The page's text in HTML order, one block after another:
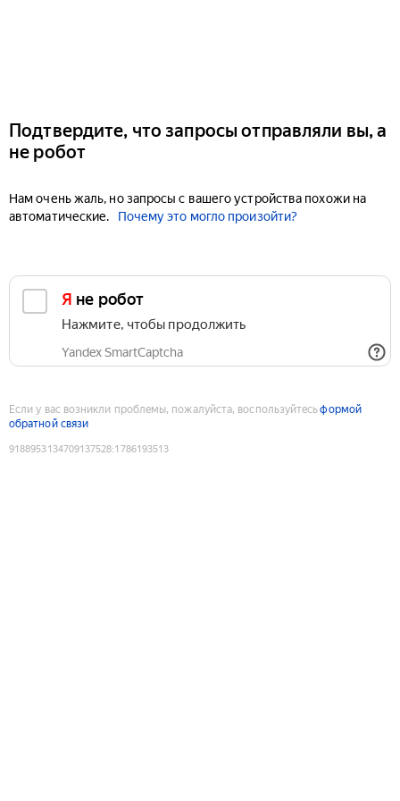
Подтвердите, что запросы отправляли вы, а
не робот
Нам очень жаль, но запросы с вашего устройства похожи на
автоматические.
Почему это могло произойти?
Я не робот
Нажмите, чтобы продолжить
Yandex SmartCaptcha
Если у вас возникли проблемы, пожалуйста, воспользуйтесьформой
обратной связи
9188953134709137528:1786193513